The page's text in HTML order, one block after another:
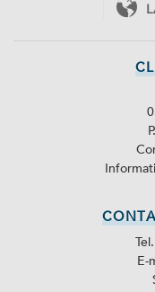
E-